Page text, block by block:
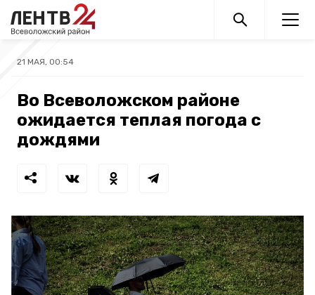
21 МАЯ, 00:54
Во Всеволожском районе
ожидается теплая погода с
дождями